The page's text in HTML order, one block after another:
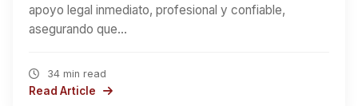
apoyo legal inmediato, profesional y confiable,
asegurando que…
34 min read
Read Article